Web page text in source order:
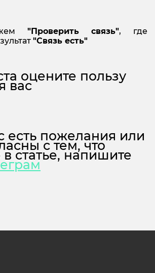
"Проверить связь", где
"Связь есть"
оцените пользу
вас
есть пожелания или
с тем, что
статье, напишите